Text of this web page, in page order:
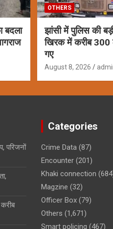
बदला
OTHERS
झांसी में पुलिस की
खिरक में करीब 300
गए
August 8, 2026
परिजनों
Categories
Crime Data (87)
Encounter (201)
Khaki connection
Magzine (32)
Officer Box (79)
Others (1,671)
Smart policing (467)